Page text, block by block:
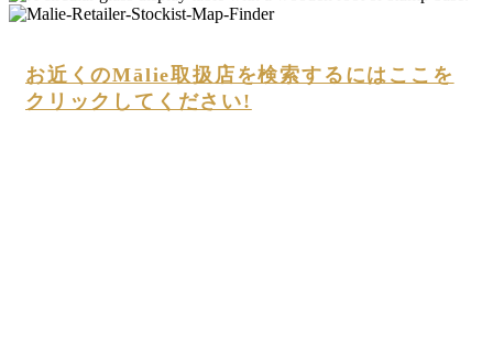
お近くのMālie取扱店を検索するにはここを
クリックしてください!